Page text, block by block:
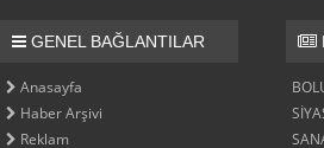
GENEL BAĞLANTILAR
Anasayfa
Haber Arşivi
Reklam